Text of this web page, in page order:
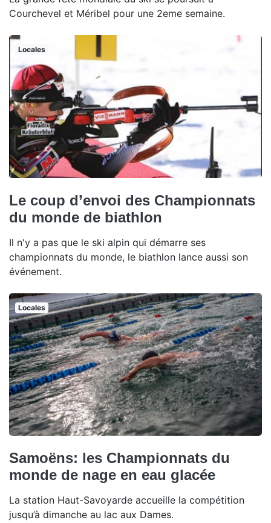
Courchevel et Méribel pour une 2eme semaine.
Locales
Le coup d’envoi des Championnats
du monde de biathlon
Il n'y a pas que le ski alpin qui démarre ses
championnats du monde, le biathlon lance aussi son
événement.
Locales
Samoëns: les Championnats du
monde de nage en eau glacée
La station Haut-Savoyarde accueille la compétition
jusqu’à dimanche au lac aux Dames.